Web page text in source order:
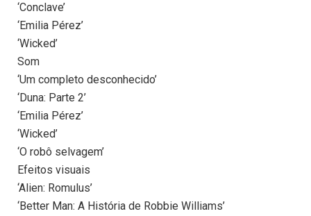
‘Conclave’
‘Emilia Pérez’
‘Wicked’
Som
‘Um completo desconhecido’
‘Duna: Parte 2’
‘Emilia Pérez’
‘Wicked’
‘O robô selvagem’
Efeitos visuais
‘Alien: Romulus’
‘Better Man: A História de Robbie Williams’